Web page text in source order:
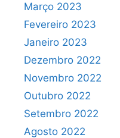
Março 2023
Fevereiro 2023
Janeiro 2023
Dezembro 2022
Novembro 2022
Outubro 2022
Setembro 2022
Agosto 2022